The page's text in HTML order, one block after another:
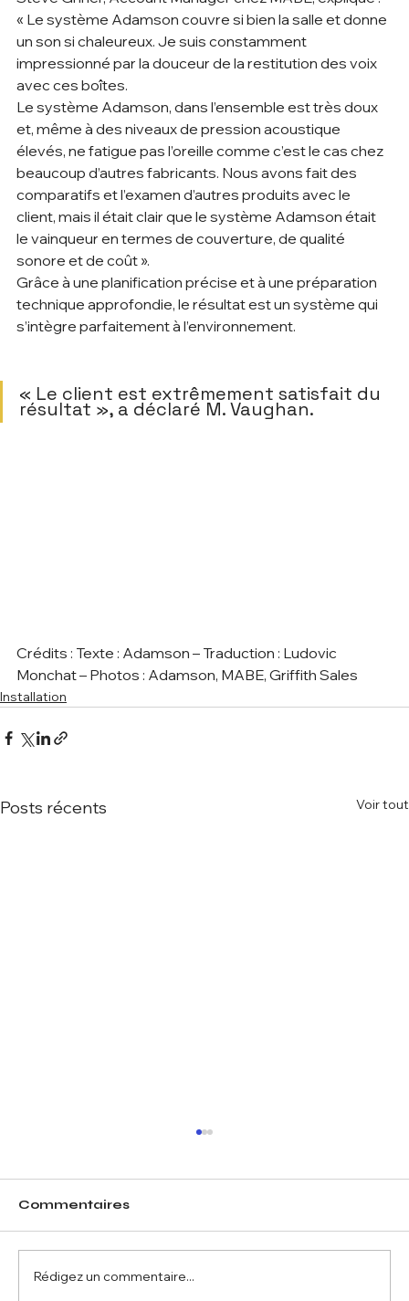
« Le système Adamson couvre si bien la salle et donne
un son si chaleureux. Je suis constamment
impressionné par la douceur de la restitution des voix
avec ces boîtes.
Le système Adamson, dans l’ensemble est très doux
et, même à des niveaux de pression acoustique
élevés, ne fatigue pas l’oreille comme c’est le cas chez
beaucoup d’autres fabricants. Nous avons fait des
comparatifs et l’examen d’autres produits avec le
client, mais il était clair que le système Adamson était
le vainqueur en termes de couverture, de qualité
sonore et de coût ».
Grâce à une planification précise et à une préparation
technique approfondie, le résultat est un système qui
s’intègre parfaitement à l’environnement.
« Le client est extrêmement satisfait du
résultat », a déclaré M. Vaughan.
Crédits : Texte : Adamson – Traduction : Ludovic
Monchat – Photos : Adamson, MABE, Griffith Sales
Installation
Posts récents Voir tout
Commentaires
Rédigez un commentaire...